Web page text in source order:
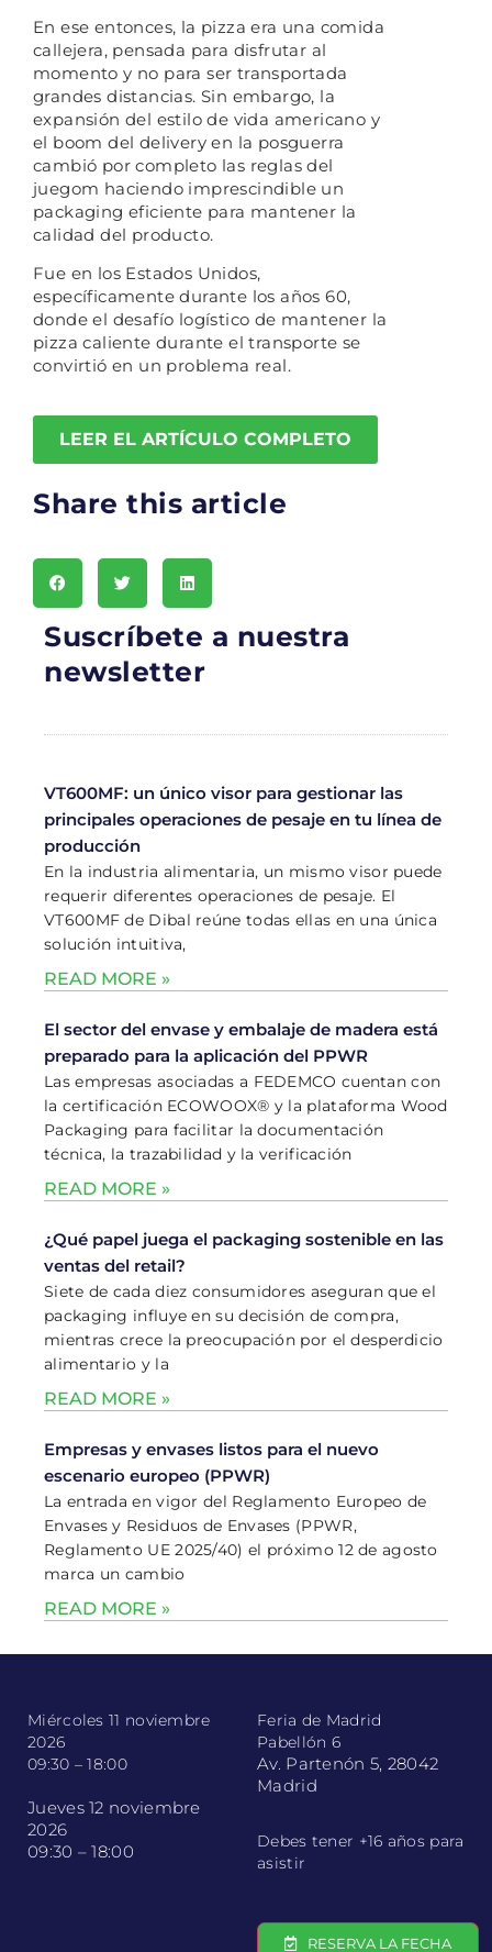
En ese entonces, la pizza era una comida
callejera, pensada para disfrutar al
momento y no para ser transportada
grandes distancias. Sin embargo, la
expansión del estilo de vida americano y
el boom del delivery en la posguerra
cambió por completo las reglas del
juegom haciendo imprescindible un
packaging eficiente para mantener la
calidad del producto.
Fue en los Estados Unidos,
específicamente durante los años 60,
donde el desafío logístico de mantener la
pizza caliente durante el transporte se
convirtió en un problema real.
LEER EL ARTÍCULO COMPLETO
Share this article
Suscríbete a nuestra
newsletter
VT600MF: un único visor para gestionar las
principales operaciones de pesaje en tu línea de
producción
En la industria alimentaria, un mismo visor puede
requerir diferentes operaciones de pesaje. El
VT600MF de Dibal reúne todas ellas en una única
solución intuitiva,
READ MORE »
El sector del envase y embalaje de madera está
preparado para la aplicación del PPWR
Las empresas asociadas a FEDEMCO cuentan con
la certificación ECOWOOX® y la plataforma Wood
Packaging para facilitar la documentación
técnica, la trazabilidad y la verificación
READ MORE »
¿Qué papel juega el packaging sostenible en las
ventas del retail?
Siete de cada diez consumidores aseguran que el
packaging influye en su decisión de compra,
mientras crece la preocupación por el desperdicio
alimentario y la
READ MORE »
Empresas y envases listos para el nuevo
escenario europeo (PPWR)
La entrada en vigor del Reglamento Europeo de
Envases y Residuos de Envases (PPWR,
Reglamento UE 2025/40) el próximo 12 de agosto
marca un cambio
READ MORE »
Miércoles 11 noviembre
2026
09:30 – 18:00
Jueves 12 noviembre
2026
09:30 – 18:00
Feria de Madrid
Pabellón 6
Av. Partenón 5, 28042
Madrid
Debes tener +16 años para
asistir
RESERVA LA FECHA